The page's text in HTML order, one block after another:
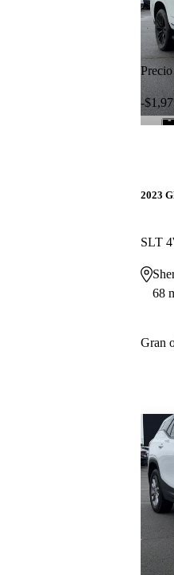
-
2023
SLT
68
Gran